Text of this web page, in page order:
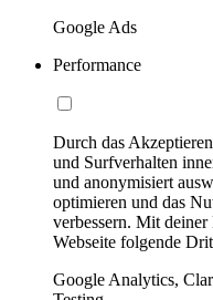
Google Ads
Performance
Durch das
und Surfverhalten
und anonymisiert
optimieren und das
verbessern. Mit
Webseite folgende
Google Analytics,